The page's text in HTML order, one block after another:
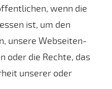
wenn die
ist, um den
unsere Webseiten-
oder die Rechte, das
unserer oder